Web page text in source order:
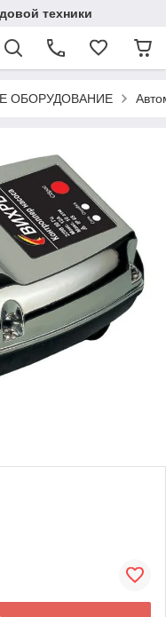
техники
ОБОРУДОВАНИЕ